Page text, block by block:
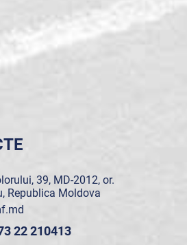
39, MD-2012, or.
Republica Moldova
22 210413